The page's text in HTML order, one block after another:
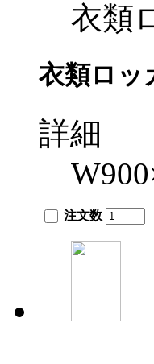
衣類
衣類ロッ
詳細
注文数